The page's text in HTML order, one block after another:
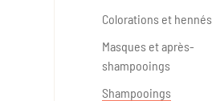
Colorations et hennés
Masques et après-
shampooings
Shampooings